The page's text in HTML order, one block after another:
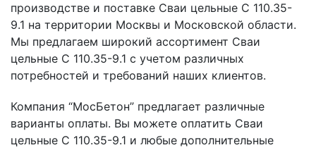
производстве и поставке Сваи цельные С 110.35-
9.1 на территории Москвы и Московской области.
Мы предлагаем широкий ассортимент Сваи
цельные С 110.35-9.1 с учетом различных
потребностей и требований наших клиентов.
Компания “МосБетон” предлагает различные
варианты оплаты. Вы можете оплатить Сваи
цельные С 110.35-9.1 и любые дополнительные